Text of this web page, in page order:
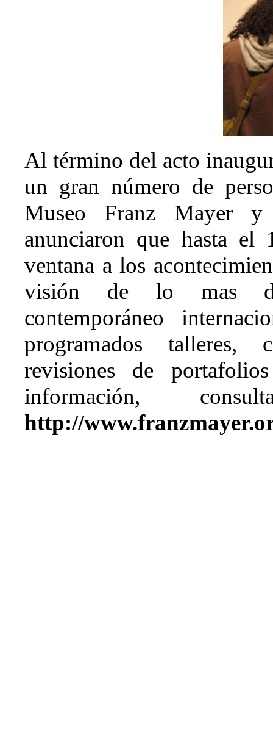
Al término del acto
un gran número de
Museo Franz Mayer
anunciaron que hasta el
ventana a los
visión de lo mas
contemporáneo
programados talleres,
revisiones de
información,
http://